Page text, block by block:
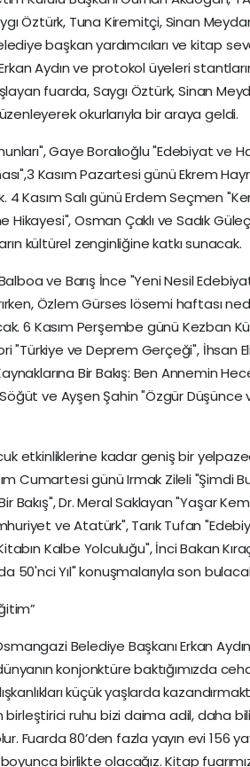
Öztürk, Tuna Kiremitçi, Sinan
başkan yardımcıları ve kitap
Aydın ve protokol üyeleri
fuarda, Saygı Öztürk, Sinan
okurlarıyla bir araya geldi.
Gaye Boralıoğlu "Edebiyat ve
Kasım Pazartesi günü Ekrem
Kasım Salı günü Erdem Seçmen
Osman Çaklı ve Sadık
kültürel zenginliğine katkı sunacak.
ve Barış İnce "Yeni Nesil
Özlem Gürses lösemi haftası
6 Kasım Perşembe günü Kezban
"Türkiye ve Deprem Gerçeği", İhsan
Bir Bakış: Ben Annemin
ve Ayşen Şahin "Özgür Düşünce
etkinliklerine kadar geniş bir
Cumartesi günü Irmak Zileli "Şimdi
Bakış", Dr. Meral Saklayan "Yaşar
ve Atatürk", Tarık Tufan
Kalbe Yolculuğu", İnci Bakan
50'nci Yıl" konuşmalarıyla son
Belediye Başkanı Erkan
konjonktüre baktığımızda
küçük yaşlarda
birleştirici ruhu bizi daima adil, daha
Fuarda 80’den fazla yayın evi 156
birlikte olacağız. Kitap fuarımız